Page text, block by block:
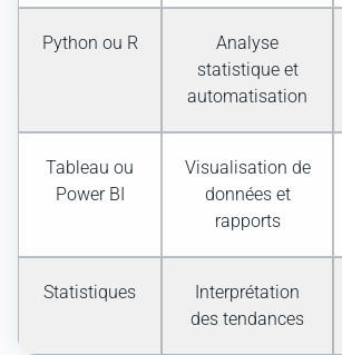
Python ou R
Analyse
statistique et
automatisation
Tableau ou
Power BI
Visualisation de
données et
rapports
Statistiques
Interprétation
des tendances